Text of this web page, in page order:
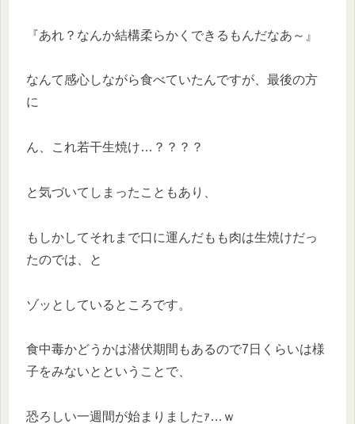
『あれ？なんか結構柔らかくできるもんだなあ～』
なんて感心しながら食べていたんですが、最後の方
に
ん、これ若干生焼け…？？？？
と気づいてしまったこともあり、
もしかしてそれまで口に運んだもも肉は生焼けだっ
たのでは、と
ゾッとしているところです。
食中毒かどうかは潜伏期間もあるので7日くらいは様
子をみないとということで、
恐ろしい一週間が始まりましたｧ…ｗ